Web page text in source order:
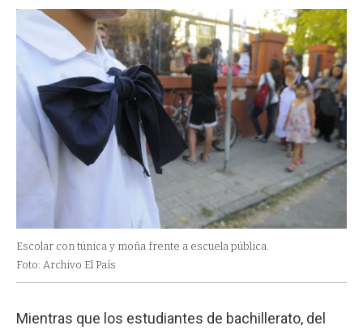
Escolar con túnica y moña frente a escuela pública.
Foto: Archivo El País
Mientras que los estudiantes de bachillerato, del